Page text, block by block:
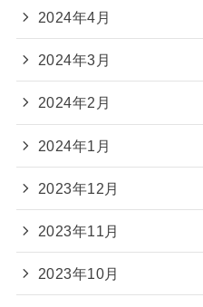
2024年4月
2024年3月
2024年2月
2024年1月
2023年12月
2023年11月
2023年10月